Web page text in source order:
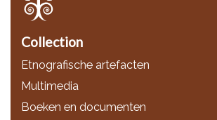
Collection
Etnografische artefacten
Multimedia
Boeken en documenten